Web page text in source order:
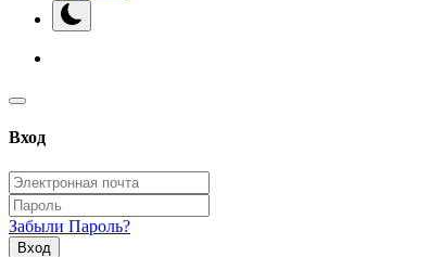
Вход
Забыли Пароль?
Вход